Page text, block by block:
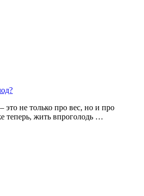
это не только про вес, но и про
теперь, жить впроголодь …